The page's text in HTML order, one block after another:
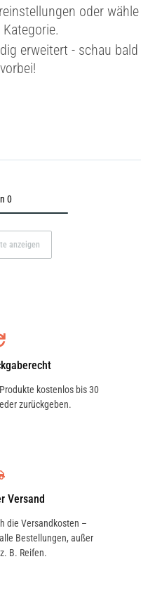
oder wähle
erweitert - schau bald
0
anzeigen
kostenlos bis 30
zurückgeben.
Versand
die Versandkosten –
Bestellungen, außer
B. Reifen.